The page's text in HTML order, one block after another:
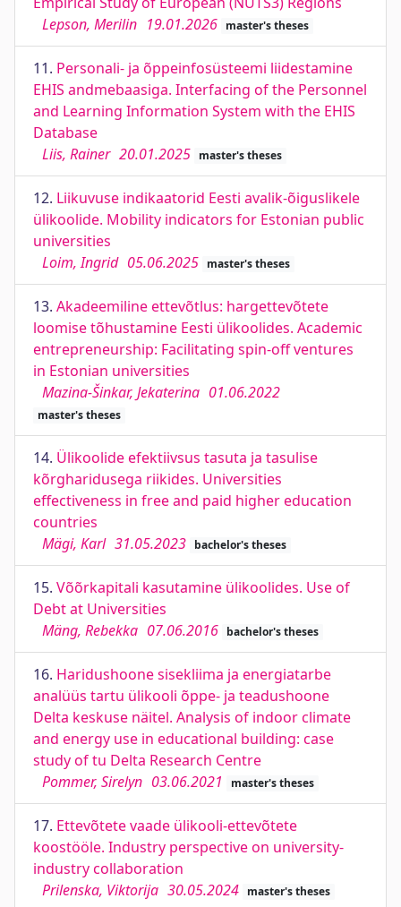
Lepson, Merilin 19.01.2026 master's theses
11. Personali- ja õppeinfosüsteemi liidestamine
EHIS andmebaasiga. Interfacing of the Personnel
and Learning Information System with the EHIS
Database
Liis, Rainer 20.01.2025 master's theses
12. Liikuvuse indikaatorid Eesti avalik-õiguslikele
ülikoolide. Mobility indicators for Estonian public
universities
Loim, Ingrid 05.06.2025 master's theses
13. Akadeemiline ettevõtlus: hargettevõtete
loomise tõhustamine Eesti ülikoolides. Academic
entrepreneurship: Facilitating spin-off ventures
in Estonian universities
Mazina-Šinkar, Jekaterina 01.06.2022
master's theses
14. Ülikoolide efektiivsus tasuta ja tasulise
kõrgharidusega riikides. Universities
effectiveness in free and paid higher education
countries
Mägi, Karl 31.05.2023 bachelor's theses
15. Võõrkapitali kasutamine ülikoolides. Use of
Debt at Universities
Mäng, Rebekka 07.06.2016 bachelor's theses
16. Haridushoone sisekliima ja energiatarbe
analüüs tartu ülikooli õppe- ja teadushoone
Delta keskuse näitel. Analysis of indoor climate
and energy use in educational building: case
study of tu Delta Research Centre
Pommer, Sirelyn 03.06.2021 master's theses
17. Ettevõtete vaade ülikooli-ettevõtete
koostööle. Industry perspective on university-
industry collaboration
Prilenska, Viktorija 30.05.2024 master's theses